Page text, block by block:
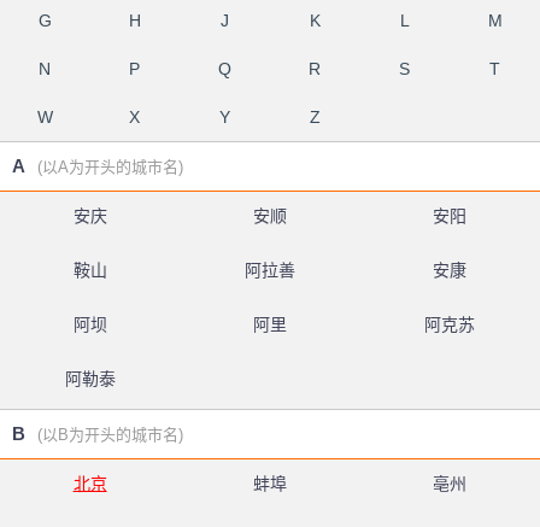
G H J K L M
N P Q R S T
W X Y Z
A (以A为开头的城市名)
安庆 安顺 安阳
鞍山 阿拉善 安康
阿坝 阿里 阿克苏
阿勒泰
B (以B为开头的城市名)
北京 蚌埠 亳州